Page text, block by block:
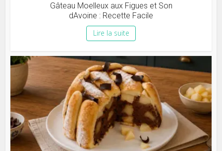
Gâteau Moelleux aux Figues et Son
dAvoine : Recette Facile
Lire la suite